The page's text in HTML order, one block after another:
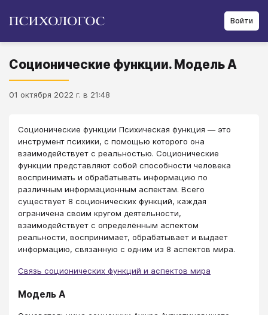
Войти
Соционические функции. Модель А
01 октября 2022 г. в 21:48
Соционические функции Психическая функция — это
инструмент психики, с помощью которого она
взаимодействует с реальностью. Соционические
функции представляют собой способности человека
воспринимать и обрабатывать информацию по
различным информационным аспектам. Всего
существует 8 соционических функций, каждая
ограничена своим кругом деятельности,
взаимодействует с определённым аспектом
реальности, воспринимает, обрабатывает и выдает
информацию, связанную с одним из 8 аспектов мира.
Связь соционических функций и аспектов мира
Модель А